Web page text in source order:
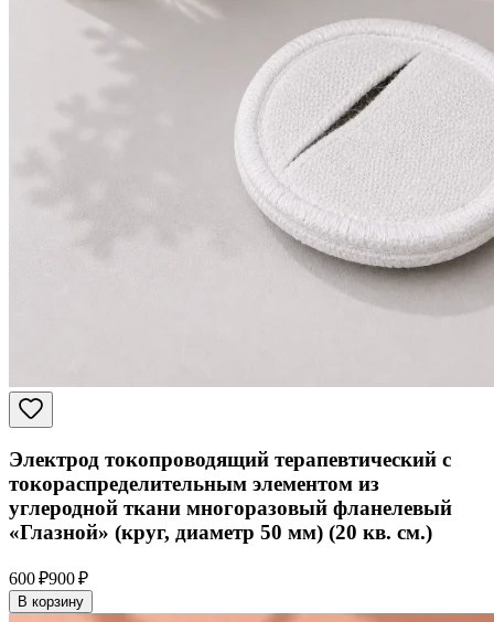
Электрод токопроводящий терапевтический с
токораспределительным элементом из
углеродной ткани многоразовый фланелевый
«Глазной» (круг, диаметр 50 мм) (20 кв. см.)
600 ₽900 ₽
В корзину